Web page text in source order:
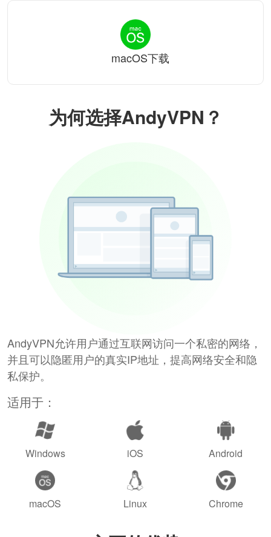
为何选择AndyVPN？
AndyVPN允许用户通过互联网访问一个私密的网络，
并且可以隐匿用户的真实IP地址，提高网络安全和隐
私保护。
适用于：
Windows iOS Android
macOS Linux Chrome
macOS下载